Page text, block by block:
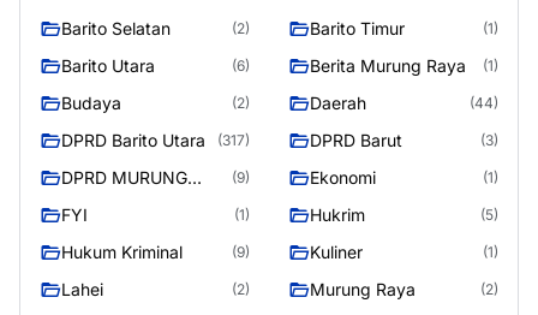
Barito Selatan (2) Barito Timur (1)
Barito Utara (6) Berita Murung Raya (1)
Budaya (2) Daerah (44)
DPRD Barito Utara (317) DPRD Barut (3)
DPRD MURUNG
(9) Ekonomi (1)
FYI (1) Hukrim (5)
Hukum Kriminal (9) Kuliner (1)
Lahei (2) Murung Raya (2)